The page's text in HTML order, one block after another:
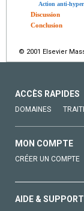
Action anti-
Discussion
Conclusion
© 2001 Elsevier
ACCÈS RAPIDES
DOMAINES
MON COMPTE
CRÉER UN COMPTE
AIDE & SUPPORT